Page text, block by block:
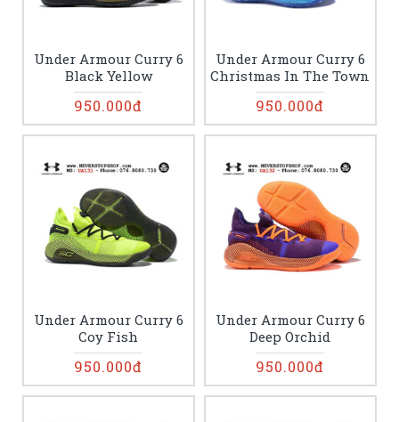
Under Armour Curry 6
Black Yellow
950.000đ
Under Armour Curry 6
Christmas In The Town
950.000đ
Under Armour Curry 6
Coy Fish
950.000đ
Under Armour Curry 6
Deep Orchid
950.000đ